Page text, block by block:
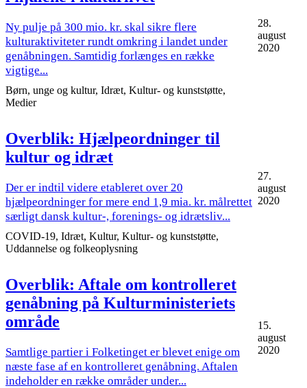
Ny pulje på 300 mio. kr. skal sikre flere
kulturaktiviteter rundt omkring i landet under
genåbningen. Samtidig forlænges en række
vigtige...
Børn, unge og kultur, Idræt, Kultur- og kunststøtte,
Medier
28.
august
2020
Overblik: Hjælpeordninger til
kultur og idræt
Der er indtil videre etableret over 20
hjælpeordninger for mere end 1,9 mia. kr. målrettet
særligt dansk kultur-, forenings- og idrætsliv...
COVID-19, Idræt, Kultur, Kultur- og kunststøtte,
Uddannelse og folkeoplysning
27.
august
2020
Overblik: Aftale om kontrolleret
genåbning på Kulturministeriets
område
Samtlige partier i Folketinget er blevet enige om
næste fase af en kontrolleret genåbning. Aftalen
indeholder en række områder under...
15.
august
2020